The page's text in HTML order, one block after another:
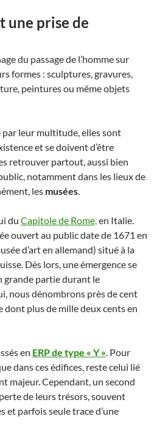
une prise de
du passage de l’homme sur
formes : sculptures, gravures,
peintures ou même objets
leur multitude, elles sont
et se doivent d’être
retrouver partout, aussi bien
notamment dans les lieux de
les musées
du Capitole de Rome, en Italie.
ouvert au public date de 1671 en
d’art en allemand) situé à la
Dès lors, une émergence se
grande partie durant le
nous dénombrons près de cent
dont plus de mille deux cents en
en ERP de type « Y » . Pour
dans ces édifices, reste celui lié
majeur. Cependant, un second
de leurs trésors, souvent
et parfois seule trace d’une